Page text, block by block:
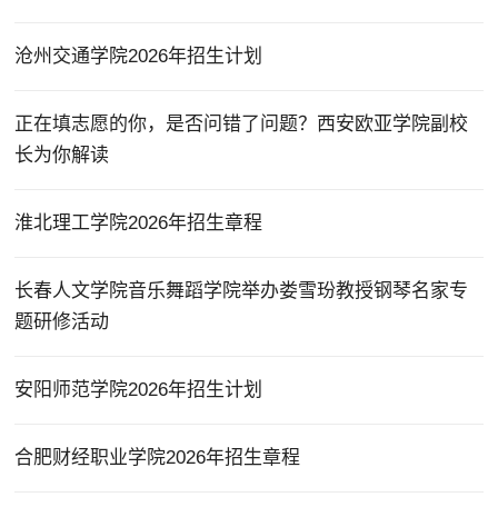
沧州交通学院2026年招生计划
正在填志愿的你，是否问错了问题？西安欧亚学院副校
长为你解读
淮北理工学院2026年招生章程
长春人文学院音乐舞蹈学院举办娄雪玢教授钢琴名家专
题研修活动
安阳师范学院2026年招生计划
合肥财经职业学院2026年招生章程